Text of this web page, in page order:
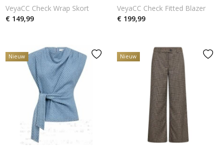
VeyaCC Check Wrap Skort
€ 149,99
VeyaCC Check Fitted Blazer
€ 199,99
Nieuw Nieuw